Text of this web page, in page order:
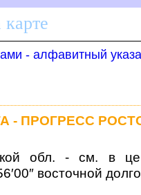
- алфавитный
- ПРОГРЕСС
обл. - см. в
восточной